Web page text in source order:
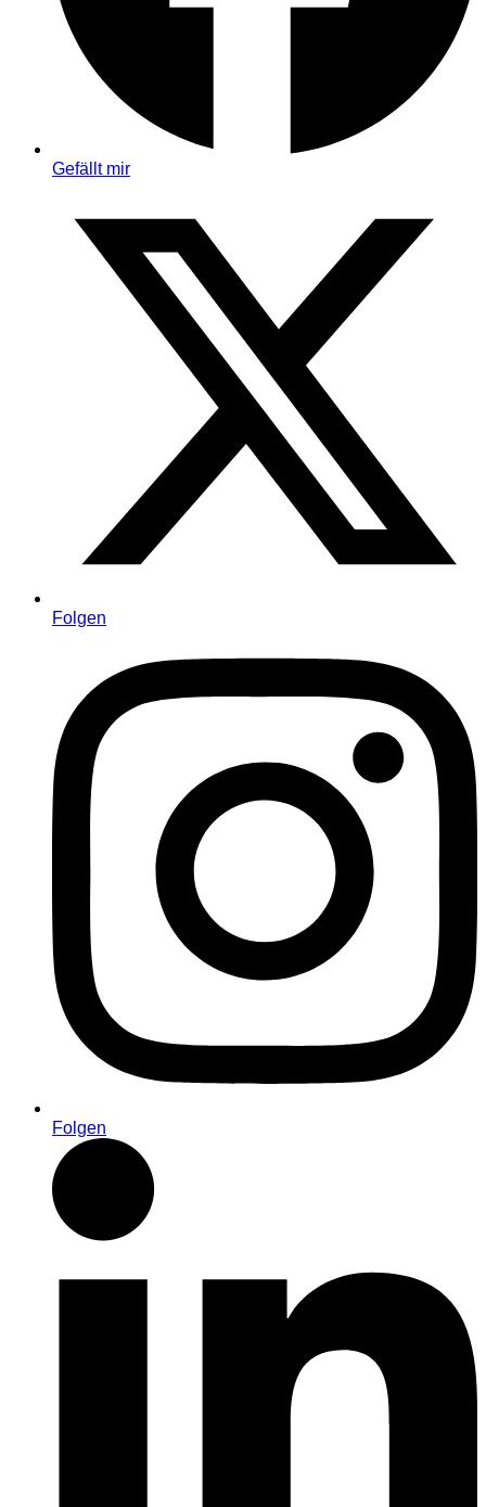
Gefällt mir
Folgen
Folgen